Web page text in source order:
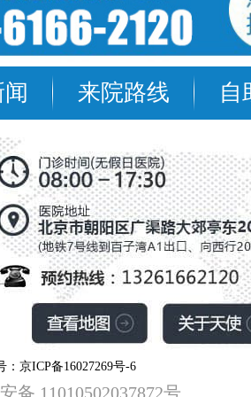
来院路线 自
：京ICP备16027269号-6
备 11010502037872号